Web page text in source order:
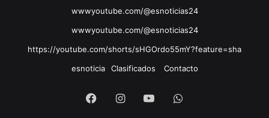
wwwyoutube.com/@esnoticias24
wwwyoutube.com/@esnoticias24
https://youtube.com/shorts/sHGOrdo55mY?feature=sha
esnoticia
Clasificados Contacto
FacebookInstagramYoutubeWhatsapp